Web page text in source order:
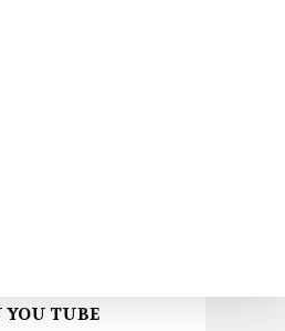
YOU TUBE